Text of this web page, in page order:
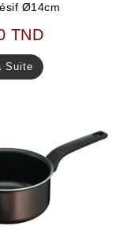
Ø14cm
TND
Suite